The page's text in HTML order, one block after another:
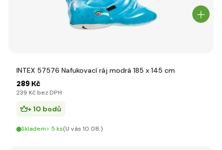
INTEX 57576 Nafukovací ráj modrá 185 x 145 cm
289 Kč
239 Kč bez DPH
+ 10 bodů
Skladem> 5 ks(U vás 10.08.)